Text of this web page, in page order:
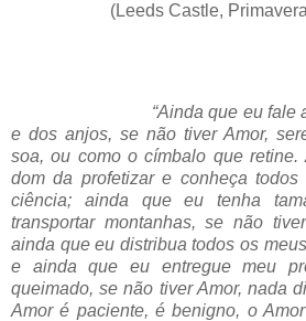
(Leeds Castle,
“Ainda que eu fale
e dos anjos, se não tiver Amor,
soa, ou como o címbalo que
dom da profetizar e conheça
ciência; ainda que eu tenha
transportar montanhas, se não
ainda que eu distribua todos os
e ainda que eu entregue meu
queimado, se não tiver Amor, nada
Amor é paciente, é benigno, o